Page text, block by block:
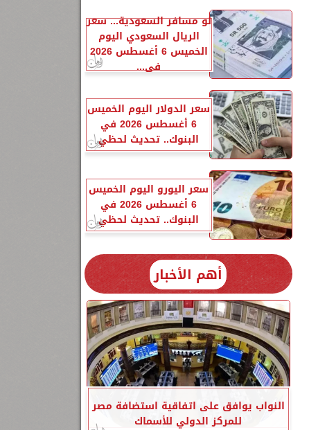
لو مسافر السعودية... سعر
الريال السعودي اليوم
الخميس 6 أغسطس 2026
في...
سعر الدولار اليوم الخميس
6 أغسطس 2026 في
البنوك.. تحديث لحظي
سعر اليورو اليوم الخميس
6 أغسطس 2026 في
البنوك.. تحديث لحظي
أهم الأخبار
النواب يوافق على اتفاقية استضافة مصر
للمركز الدولي للأسماك